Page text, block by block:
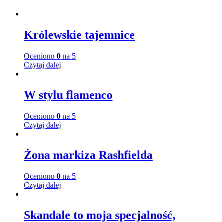
Królewskie tajemnice
Oceniono 0 na 5
Czytaj dalej
W stylu flamenco
Oceniono 0 na 5
Czytaj dalej
Żona markiza Rashfielda
Oceniono 0 na 5
Czytaj dalej
Skandale to moja specjalność,